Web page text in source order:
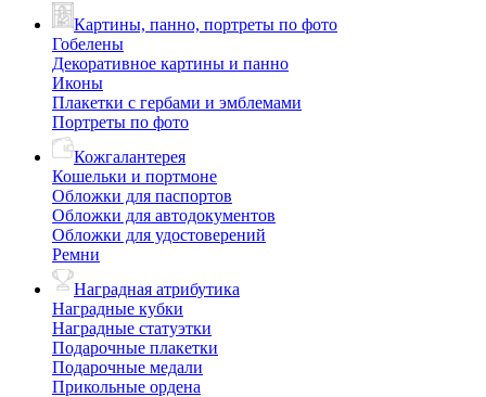
Картины, панно, портреты по фото
Гобелены
Декоративное картины и панно
Иконы
Плакетки с гербами и эмблемами
Портреты по фото
Кожгалантерея
Кошельки и портмоне
Обложки для паспортов
Обложки для автодокументов
Обложки для удостоверений
Ремни
Наградная атрибутика
Наградные кубки
Наградные статуэтки
Подарочные плакетки
Подарочные медали
Прикольные ордена